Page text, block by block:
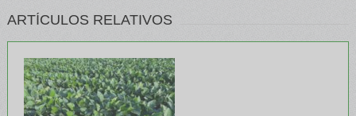
ARTÍCULOS RELATIVOS